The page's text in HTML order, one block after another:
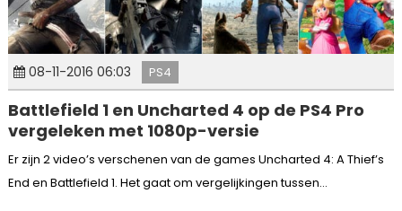
08-11-2016 06:03 PS4
Battlefield 1 en Uncharted 4 op de PS4 Pro
vergeleken met 1080p-versie
Er zijn 2 video’s verschenen van de games Uncharted 4: A Thief’s
End en Battlefield 1. Het gaat om vergelijkingen tussen...